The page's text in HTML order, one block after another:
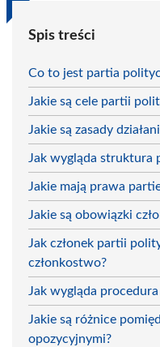
Spis treści
Co to jest partia
Jakie są cele partii
Jakie są zasady
Jak wygląda struktura
Jakie mają prawa
Jakie są obowiązki
Jak członek partii
członkostwo?
Jak wygląda
Jakie są różnice
opozycyjnymi?